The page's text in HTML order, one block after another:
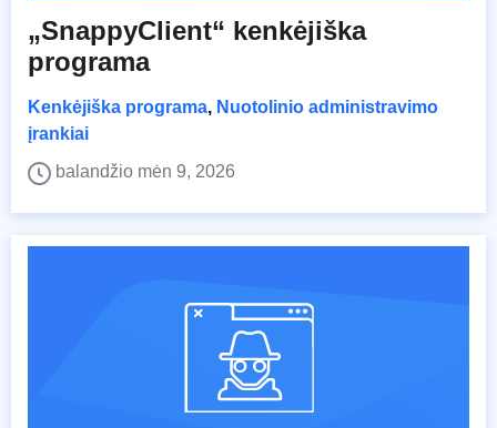
„SnappyClient“ kenkėjiška
programa
Kenkėjiška programa, Nuotolinio administravimo
įrankiai
balandžio mėn 9, 2026